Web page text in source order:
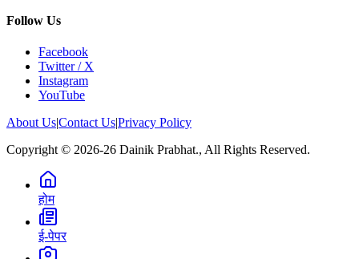
Follow Us
Facebook
Twitter / X
Instagram
YouTube
About Us|Contact Us|Privacy Policy
Copyright © 2026-26 Dainik Prabhat., All Rights Reserved.
होम
ई-पेपर